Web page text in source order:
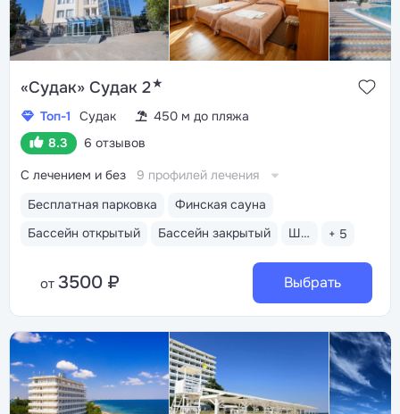
«Судак» Судак 2★
Топ-1 Судак
450 м до пляжа
8.3
6 отзывов
Бесплатная парковка
Финская сауна
Бассейн открытый
Бассейн закрытый Шведский стол + 5
С лечением и без 9 профилей лечения
от 3500 ₽ Выбрать